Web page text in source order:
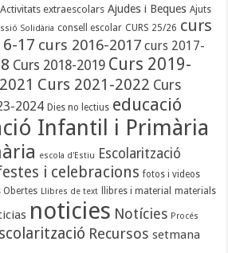
Activitats extraescolars Ajudes i Beques Ajuts
Solidària consell escolar CURS 25/26 curs
17 curs 2016-2017 curs 2017-
Curs 2018-2019 Curs 2019-
Curs 2021-2022 Curs
2024 Dies no lectius educació
Infantil i Primària
escola d'Estiu Escolarització
i celebracions fotos i videos
Obertes Llibres de text llibres i material materials
noticies Notícies Procés
Recursos setmana